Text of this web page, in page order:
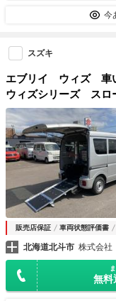
今
スズキ
エブリイ ウィズ 車
ウィズシリーズ ス
販売店保証 車両状態評価書
北海道北斗市 株式会
無料